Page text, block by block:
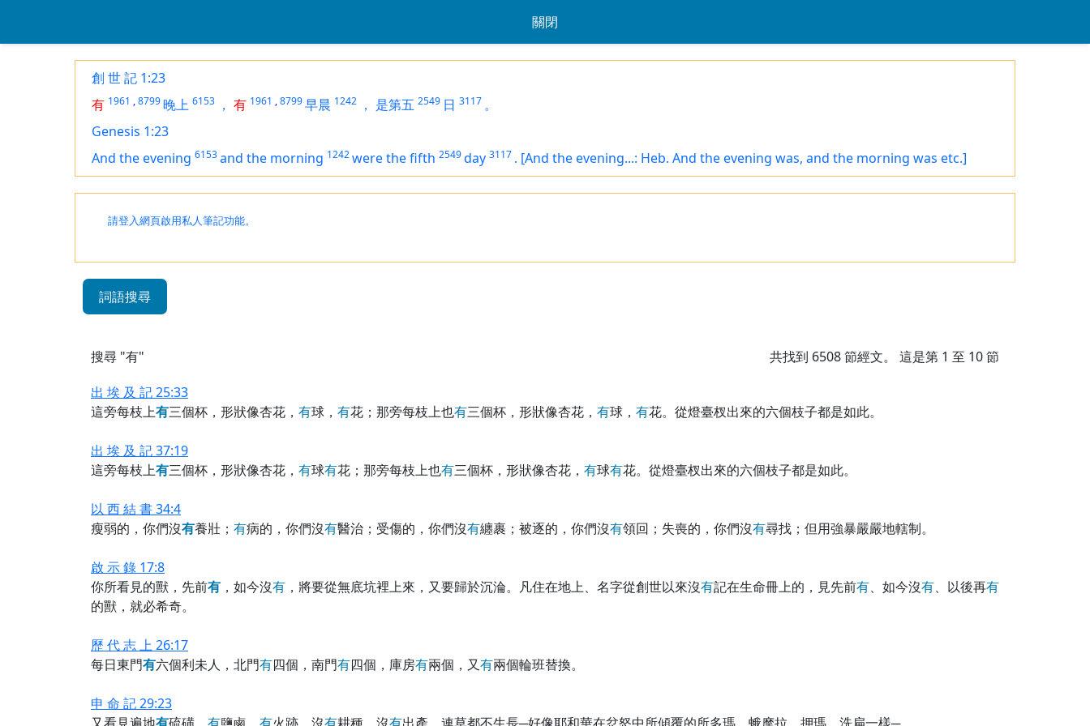
關閉
創 世 記 1:23
有 1961 ,8799晚上 6153 ， 有 1961 ,8799早晨 1242 ， 是第五 2549 日 3117 。
Genesis 1:23
And the evening 6153and the morning 1242were the fifth 2549day 3117 . [And the evening...: Heb. And the evening was, and the morning was etc.]
請登入網頁啟用私人筆記功能。
詞語搜尋
搜尋 "有" 共找到 6508節經文。 這是第 1 至 10 節
出 埃 及 記 25:33
這旁每枝上有三個杯，形狀像杏花， 有球， 有花；那旁每枝上也有三個杯，形狀像杏花， 有球， 有花。從燈臺杈出來的六個枝子都是如此。
出 埃 及 記 37:19
這旁每枝上有三個杯，形狀像杏花， 有球有花；那旁每枝上也有三個杯，形狀像杏花， 有球有花。從燈臺杈出來的六個枝子都是如此。
以 西 結 書 34:4
瘦弱的，你們沒有養壯； 有病的，你們沒有醫治；受傷的，你們沒有纏裹；被逐的，你們沒有領回；失喪的，你們沒有尋找；但用強暴嚴嚴地轄制。
啟 示 錄 17:8
你所看見的獸，先前有 ，如今沒有 ，將要從無底坑裡上來，又要歸於沉淪。凡住在地上、名字從創世以來沒有記在生命冊上的，見先前有、如今沒有、以後再有
的獸，就必希奇。
歷 代 志 上 26:17
每日東門有六個利未人，北門有四個，南門有四個，庫房有兩個，又有兩個輪班替換。
申 命 記 29:23